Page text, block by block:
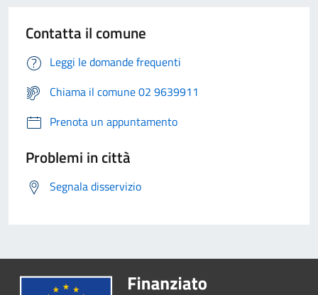
Contatta il comune
Leggi le domande frequenti
Chiama il comune 02 9639911
Prenota un appuntamento
Problemi in città
Segnala disservizio